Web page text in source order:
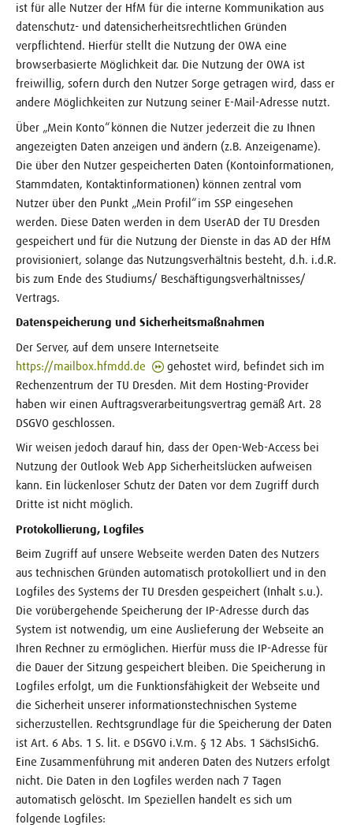
ist für alle Nutzer der HfM für die interne Kommunikation aus
datenschutz- und datensicherheitsrechtlichen Gründen
verpflichtend. Hierfür stellt die Nutzung der OWA eine
browserbasierte Möglichkeit dar. Die Nutzung der OWA ist
freiwillig, sofern durch den Nutzer Sorge getragen wird, dass er
andere Möglichkeiten zur Nutzung seiner E-Mail-Adresse nutzt.
Über „Mein Konto“ können die Nutzer jederzeit die zu Ihnen
angezeigten Daten anzeigen und ändern (z.B. Anzeigename).
Die über den Nutzer gespeicherten Daten (Kontoinformationen,
Stammdaten, Kontaktinformationen) können zentral vom
Nutzer über den Punkt „Mein Profil“ im SSP eingesehen
werden. Diese Daten werden in dem UserAD der TU Dresden
gespeichert und für die Nutzung der Dienste in das AD der HfM
provisioniert, solange das Nutzungsverhältnis besteht, d.h. i.d.R.
bis zum Ende des Studiums/ Beschäftigungsverhältnisses/
Vertrags.
Datenspeicherung und Sicherheitsmaßnahmen
Der Server, auf dem unsere Internetseite
https://mailbox.hfmdd.de
gehostet wird, befindet sich im
Rechenzentrum der TU Dresden. Mit dem Hosting-Provider
haben wir einen Auftragsverarbeitungsvertrag gemäß Art. 28
DSGVO geschlossen.
Wir weisen jedoch darauf hin, dass der Open-Web-Access bei
Nutzung der Outlook Web App Sicherheitslücken aufweisen
kann. Ein lückenloser Schutz der Daten vor dem Zugriff durch
Dritte ist nicht möglich.
Protokollierung, Logfiles
Beim Zugriff auf unsere Webseite werden Daten des Nutzers
aus technischen Gründen automatisch protokolliert und in den
Logfiles des Systems der TU Dresden gespeichert (Inhalt s.u.).
Die vorübergehende Speicherung der IP-Adresse durch das
System ist notwendig, um eine Auslieferung der Webseite an
Ihren Rechner zu ermöglichen. Hierfür muss die IP-Adresse für
die Dauer der Sitzung gespeichert bleiben. Die Speicherung in
Logfiles erfolgt, um die Funktionsfähigkeit der Webseite und
die Sicherheit unserer informationstechnischen Systeme
sicherzustellen. Rechtsgrundlage für die Speicherung der Daten
ist Art. 6 Abs. 1 S. lit. e DSGVO i.V.m. § 12 Abs. 1 SächsISichG.
Eine Zusammenführung mit anderen Daten des Nutzers erfolgt
nicht. Die Daten in den Logfiles werden nach 7 Tagen
automatisch gelöscht. Im Speziellen handelt es sich um
folgende Logfiles: